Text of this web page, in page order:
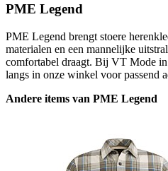
PME Legend
PME Legend brengt stoere
materialen en een mannelijke
comfortabel draagt. Bij VT Mode
langs in onze winkel voor passend
Andere items van PME Legend